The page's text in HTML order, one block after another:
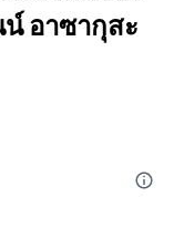
อาซากุสะ